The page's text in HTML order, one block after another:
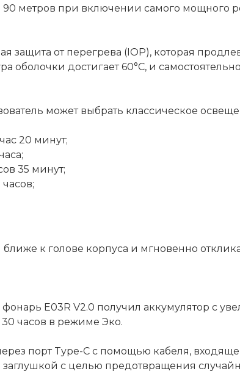
90 метров при включении самого мощного
защита от перегрева (IOP), которая
оболочки достигает 60°C, и
может выбрать классическое
20 минут;
35 минут;
к голове корпуса и мгновенно
E03R V2.0 получил аккумулятор с
часов в режиме Эко.
порт Type-C с помощью кабеля,
с целью предотвращения